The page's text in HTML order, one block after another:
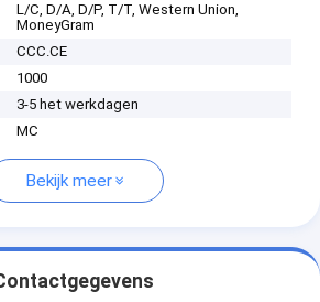
L/C, D/A, D/P, T/T, Western Union,
MoneyGram
CCC.CE
1000
3-5 het werkdagen
MC
Bekijk meer